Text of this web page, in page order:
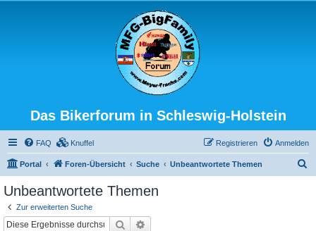
Das Bikerforum in Schleswig-Holstein
FAQ Knuffel Anmelden
Registrieren
Portal Foren-Übersicht Suche Unbeantwortete Themen
Unbeantwortete Themen
Zur erweiterten Suche
Suche